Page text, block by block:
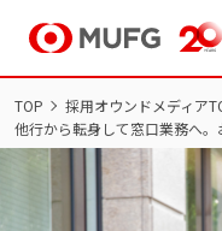
NEW
TOP
採用オウンドメディア
他行から転身して窓口業務へ。